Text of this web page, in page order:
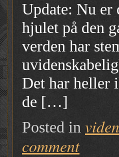
Update: Nu er
hjulet på den
verden har
Det har heller
de […]
Posted in
comment